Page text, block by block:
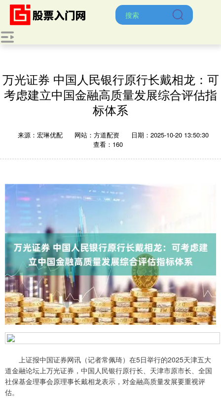
万光证券 中国人民银行原行长戴相龙：可
考虑建立中国金融高质量发展综合评估指
标体系
来源：宏琳优配 网站：方道配资
日期：2025-10-20 13:50:30
查看：160
上证报中国证券网讯（记者常佩琦）在5日举行的2025天津五大
道金融论坛上万光证券，中国人民银行原行长、天津市原市长、全国
社保基金理事会原理事长戴相龙表示，对金融高质量发展要重视评
估。